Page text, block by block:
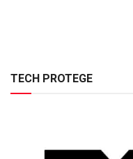
TECH PROTEGE